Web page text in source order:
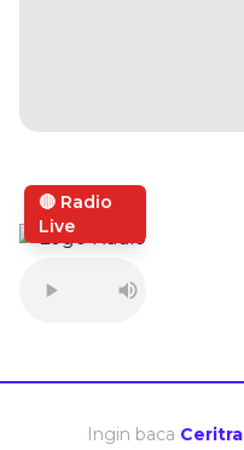
🔴 Radio
Live
Ingin baca Ceritra